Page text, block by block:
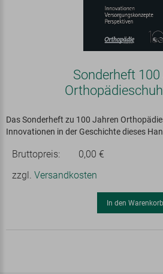
Sonderheft
Das Sonderheft zu 100 Jahren
Innovationen in der Geschichte dieses
Bruttopreis:
0,00 €
zzgl. Versandkosten
In den Warenkorb